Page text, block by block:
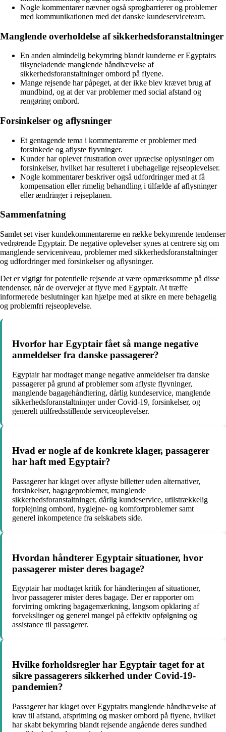
Nogle kommentarer nævner også sprogbarrierer og problemer
med kommunikationen med det danske kundeserviceteam.
Manglende overholdelse af sikkerhedsforanstaltninger
En anden almindelig bekymring blandt kunderne er Egyptairs
tilsyneladende manglende håndhævelse af
sikkerhedsforanstaltninger ombord på flyene.
Mange rejsende har påpeget, at der ikke blev krævet brug af
mundbind, og at der var problemer med social afstand og
rengøring ombord.
Forsinkelser og aflysninger
Et gentagende tema i kommentarerne er problemer med
forsinkede og aflyste flyvninger.
Kunder har oplevet frustration over upræcise oplysninger om
forsinkelser, hvilket har resulteret i ubehagelige rejseoplevelser.
Nogle kommentarer beskriver også udfordringer med at få
kompensation eller rimelig behandling i tilfælde af aflysninger
eller ændringer i rejseplanen.
Sammenfatning
Samlet set viser kundekommentarerne en række bekymrende tendenser
vedrørende Egyptair. De negative oplevelser synes at centrere sig om
manglende serviceniveau, problemer med sikkerhedsforanstaltninger
og udfordringer med forsinkelser og aflysninger.
Det er vigtigt for potentielle rejsende at være opmærksomme på disse
tendenser, når de overvejer at flyve med Egyptair. At træffe
informerede beslutninger kan hjælpe med at sikre en mere behagelig
og problemfri rejseoplevelse.
Hvorfor har Egyptair fået så mange negative
anmeldelser fra danske passagerer?
Egyptair har modtaget mange negative anmeldelser fra danske
passagerer på grund af problemer som aflyste flyvninger,
manglende bagagehåndtering, dårlig kundeservice, manglende
sikkerhedsforanstaltninger under Covid-19, forsinkelser, og
generelt utilfredsstillende serviceoplevelser.
Hvad er nogle af de konkrete klager, passagerer
har haft med Egyptair?
Passagerer har klaget over aflyste billetter uden alternativer,
forsinkelser, bagageproblemer, manglende
sikkerhedsforanstaltninger, dårlig kundeservice, utilstrækkelig
forplejning ombord, hygiejne- og komfortproblemer samt
generel inkompetence fra selskabets side.
Hvordan håndterer Egyptair situationer, hvor
passagerer mister deres bagage?
Egyptair har modtaget kritik for håndteringen af situationer,
hvor passagerer mister deres bagage. Der er rapporter om
forvirring omkring bagagemærkning, langsom opklaring af
forvekslinger og generel mangel på effektiv opfølgning og
assistance til passagerer.
Hvilke forholdsregler har Egyptair taget for at
sikre passagerers sikkerhed under Covid-19-
pandemien?
Passagerer har klaget over Egyptairs manglende håndhævelse af
krav til afstand, afspritning og masker ombord på flyene, hvilket
har skabt bekymring blandt rejsende angående deres sundhed